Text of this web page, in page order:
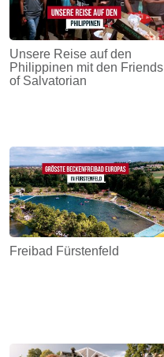
Unsere Reise auf den
Philippinen mit den Friends
of Salvatorian
Freibad Fürstenfeld